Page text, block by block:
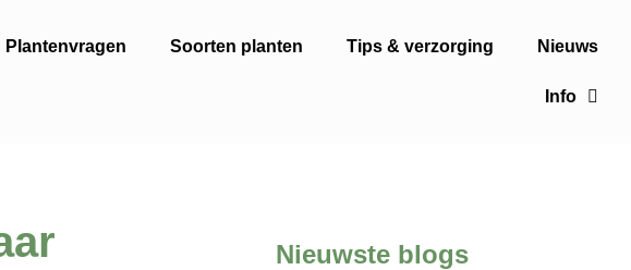
Plantenvragen Soorten planten Tips & verzorging Nieuws
Info
Nieuwste blogs